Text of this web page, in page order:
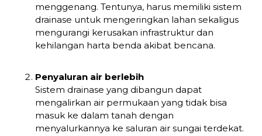
menggenang. Tentunya, harus memiliki sistem
drainase untuk mengeringkan lahan sekaligus
mengurangi kerusakan infrastruktur dan
kehilangan harta benda akibat bencana.
Penyaluran air berlebih
Sistem drainase yang dibangun dapat
mengalirkan air permukaan yang tidak bisa
masuk ke dalam tanah dengan
menyalurkannya ke saluran air sungai terdekat.